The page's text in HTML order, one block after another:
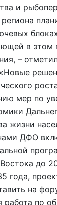
и
в этом
–
мер по
жизни
ДФО
до
года,
на
работа по